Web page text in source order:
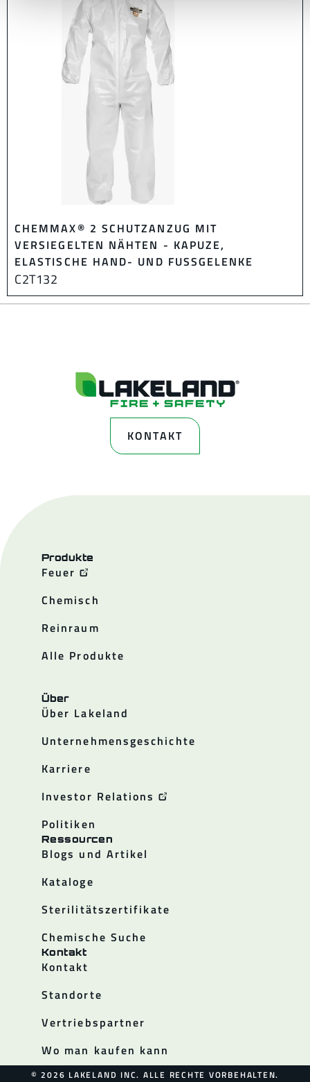
CHEMMAX® 2 SCHUTZANZUG MIT
VERSIEGELTEN NÄHTEN - KAPUZE,
ELASTISCHE HAND- UND FUSSGELENKE
C2T132
KONTAKT
Produkte
Feuer
Chemisch
Reinraum
Alle Produkte
Über
Über Lakeland
Unternehmensgeschichte
Karriere
Investor Relations
Politiken
Ressourcen
Blogs und Artikel
Kataloge
Sterilitätszertifikate
Chemische Suche
Kontakt
Kontakt
Standorte
Vertriebspartner
Wo man kaufen kann
© 2026 LAKELAND INC. ALLE RECHTE VORBEHALTEN.